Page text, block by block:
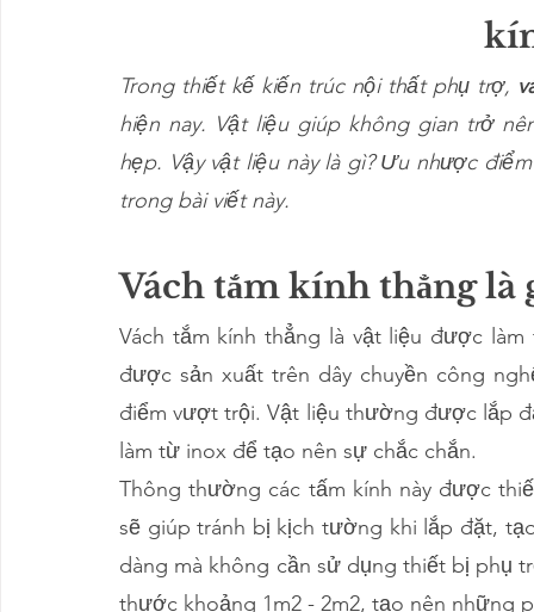
Trong thiết kế kiến trúc nội thất phụ trợ,
hiện nay. Vật liệu giúp không gian trở
hẹp. Vậy vật liệu này là gì? Ưu nhược
trong bài viết này.
Vách tắm kính thẳng là
Vách tắm kính thẳng là vật liệu được
được sản xuất trên dây chuyền công
điểm vượt trội. Vật liệu thường được lắp
làm từ inox để tạo nên sự chắc chắn.
Thông thường các tấm kính này được
sẽ giúp tránh bị kịch tường khi lắp đặt,
dàng mà không cần sử dụng thiết bị phụ
thước khoảng 1m2 - 2m2, tạo nên những